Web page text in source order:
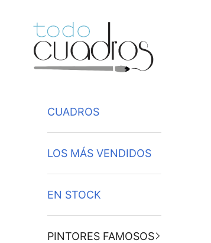
CUADROS
LOS MÁS VENDIDOS
EN STOCK
PINTORES FAMOSOS